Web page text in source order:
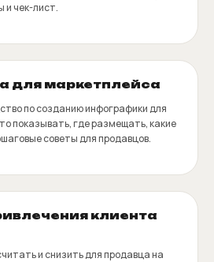
и чек-лист.
для маркетплейса
по созданию инфографики для
показывать, где размещать, какие
советы для продавцов.
клиента
и снизить для продавца на